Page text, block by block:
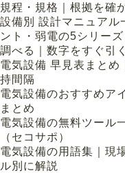
規程・規格｜根拠を確
設備別 設計マニュアル
ント・弱電の5シリーズ
調べる｜数字をすぐ引
電気設備 早見表まとめ
持間隔
電気設備のおすすめア
まとめ
電気設備の無料ツール
（セコサポ）
電気設備の用語集｜現
ル別に解説